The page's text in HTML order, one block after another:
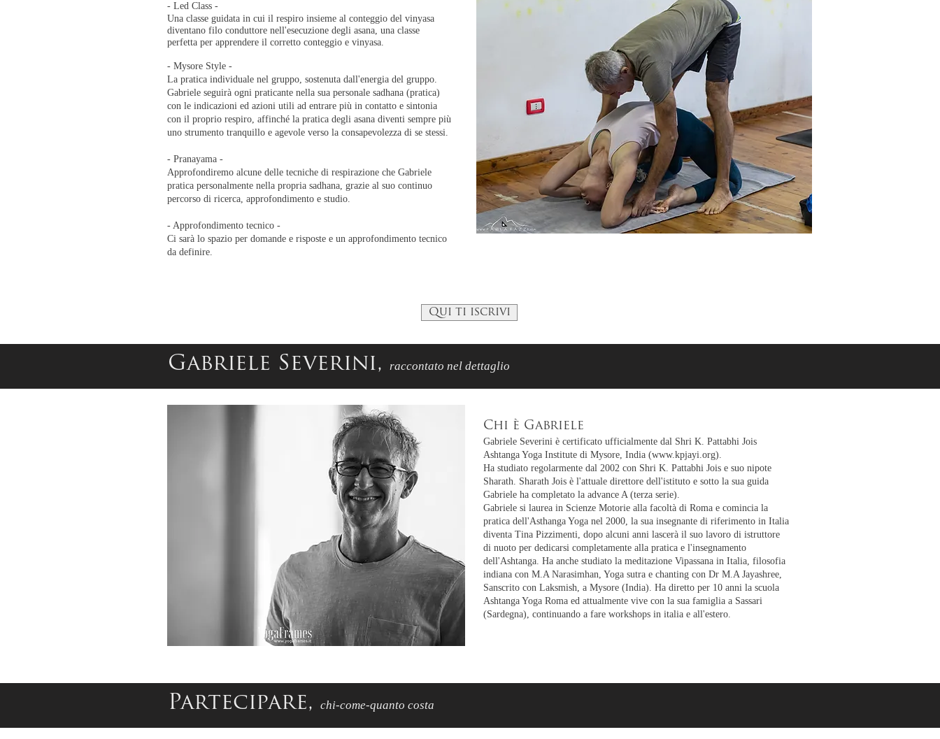
- Led Class -
Una classe guidata in cui il respiro insieme al conteggio del vinyasa
diventano filo conduttore nell'esecuzione degli asana, una classe
perfetta per apprendere il corretto conteggio e vinyasa.
- Mysore Style -
La pratica individuale nel gruppo, sostenuta dall'energia del gruppo.
Gabriele seguirà ogni praticante nella sua personale sadhana (pratica)
con le indicazioni ed azioni utili ad entrare più in contatto e sintonia
con il proprio respiro, affinché la pratica degli asana diventi sempre più
uno strumento tranquillo e agevole verso la consapevolezza di se stessi.
- Pranayama -
Approfondiremo alcune delle tecniche di respirazione che Gabriele
pratica personalmente nella propria sadhana, grazie al suo continuo
percorso di ricerca, approfondimento e studio.
- Approfondimento tecnico -
Ci sarà lo spazio per domande e risposte e un approfondimento tecnico
da definire.
Qui ti iscrivi
Gabriele Severini, raccontato nel dettaglio
Chi è Gabriele
Gabriele Severini è certificato ufficialmente dal Shri K. Pattabhi Jois
Ashtanga Yoga Institute di Mysore, India (www.kpjayi.org).
Ha studiato regolarmente dal 2002 con Shri K. Pattabhi Jois e suo nipote
Sharath. Sharath Jois è l'attuale direttore dell'istituto e sotto la sua guida
Gabriele ha completato la advance A (terza serie).
Gabriele si laurea in Scienze Motorie alla facoltà di Roma e comincia la
pratica dell'Asthanga Yoga nel 2000, la sua insegnante di riferimento in Italia
diventa Tina Pizzimenti, dopo alcuni anni lascerà il suo lavoro di istruttore
di nuoto per dedicarsi completamente alla pratica e l'insegnamento
dell'Ashtanga. Ha anche studiato la meditazione Vipassana in Italia, filosofia
indiana con M.A Narasimhan, Yoga sutra e chanting con Dr M.A Jayashree,
Sanscrito con Laksmish, a Mysore (India). Ha diretto per 10 anni la scuola
Ashtanga Yoga Roma ed attualmente vive con la sua famiglia a Sassari
(Sardegna), continuando a fare workshops in italia e all'estero.
Partecipare, chi-come-quanto costa